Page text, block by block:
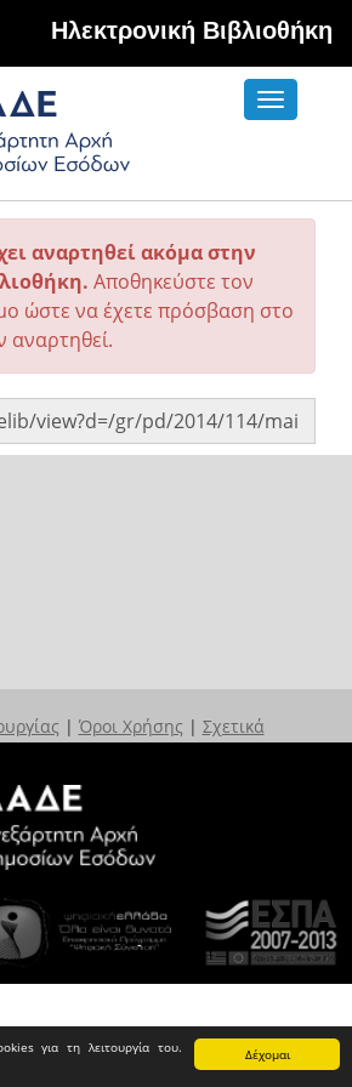
Δέχομαι
για τη λειτουργία του.
Hλεκτρονική Βιβλιοθήκη
Toggle
αναρτηθεί ακόμα στην
Αποθηκεύστε τον
ώστε να έχετε πρόσβαση στο
αναρτηθεί.
| Όροι Χρήσης | Σχετικά